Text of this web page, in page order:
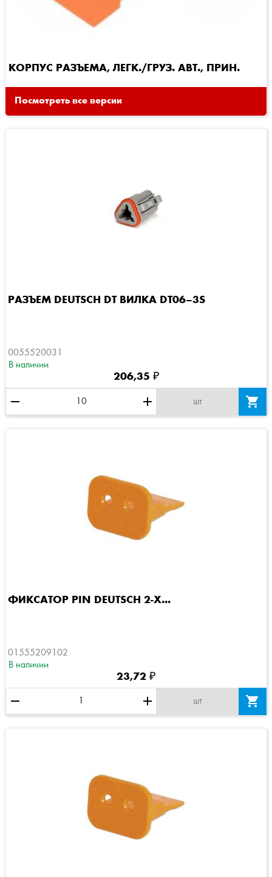
КОРПУС РАЗЪЕМА, ЛЕГК./ГРУЗ. АВТ., ПРИН.
Посмотреть все версии
РАЗЪЕМ DEUTSCH DT ВИЛКА DT06–3S
0055520031
В наличии
206,35 ₽
remove add шт 
ФИКСАТОР PIN DEUTSCH 2-Х...
01555209102
В наличии
23,72 ₽
remove add шт 